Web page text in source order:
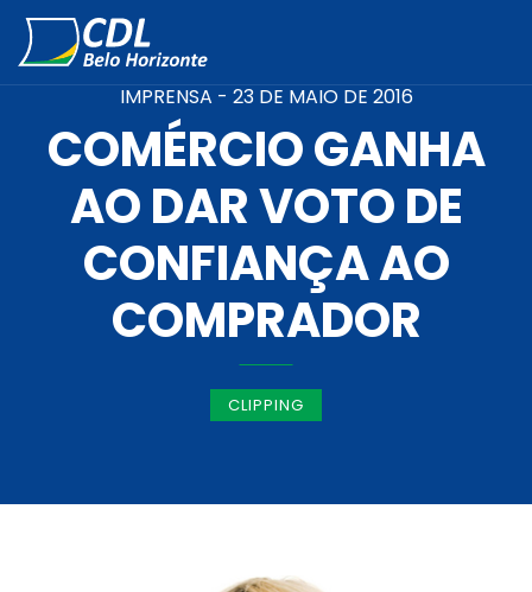
IMPRENSA - 23 DE MAIO DE 2016
COMÉRCIO GANHA
AO DAR VOTO DE
CONFIANÇA AO
COMPRADOR
CLIPPING